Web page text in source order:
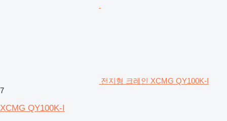
전지형 크레인 XCMG QY100K-I
7
XCMG QY100K-I